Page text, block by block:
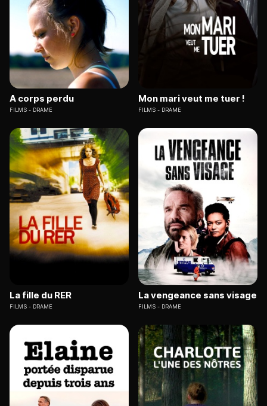
A corps perdu
FILMS DRAME
Mon mari veut me tuer !
FILMS DRAME
La fille du RER
FILMS DRAME
La vengeance sans visage
FILMS DRAME